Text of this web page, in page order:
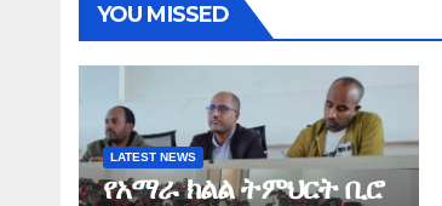
YOU MISSED
LATEST NEWS
የአማራ ክልል ትምህርት ቢሮ